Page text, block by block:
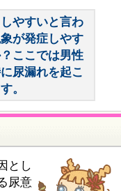
やすいと言わ
が発症しやす
ここでは男性
尿漏れを起こ
。
とし
尿意